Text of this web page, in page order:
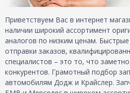
Приветствуем Вас в интернет
наличии широкий ассортимент
аналогов по низким ценам.
отправки заказов,
специалистов – это то, что
конкурентов. Грамотный подбор
автомобилям Додж и Крайслер.